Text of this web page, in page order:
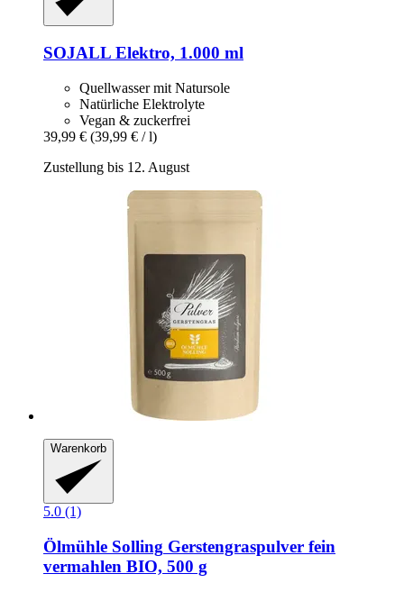
SOJALL Elektro, 1.000 ml
Quellwasser mit Natursole
Natürliche Elektrolyte
Vegan & zuckerfrei
39,99 € (39,99 € / l)
Zustellung bis 12. August
Warenkorb
5.0 (1)
Ölmühle Solling Gerstengraspulver fein
vermahlen BIO, 500 g